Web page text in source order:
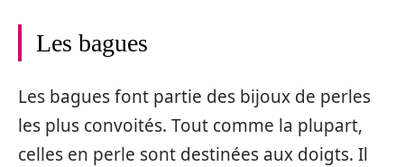
Les bagues
Les bagues font partie des bijoux de perles
les plus convoités. Tout comme la plupart,
celles en perle sont destinées aux doigts. Il